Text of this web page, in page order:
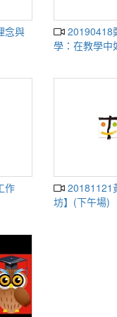
20190418鄭博文【 哈佛參與試教
學：在教學中
20181121黃意鈞【系統思考工作
坊】(下午場)